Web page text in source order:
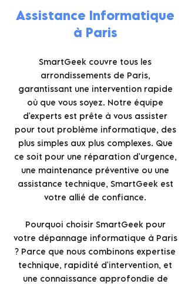
Assistance Informatique
à Paris
SmartGeek couvre tous les
arrondissements de Paris,
garantissant une intervention rapide
où que vous soyez. Notre équipe
d'experts est prête à vous assister
pour tout problème informatique, des
plus simples aux plus complexes. Que
ce soit pour une réparation d'urgence,
une maintenance préventive ou une
assistance technique, SmartGeek est
votre allié de confiance.
Pourquoi choisir SmartGeek pour
votre dépannage informatique à Paris
? Parce que nous combinons expertise
technique, rapidité d'intervention, et
une connaissance approfondie de